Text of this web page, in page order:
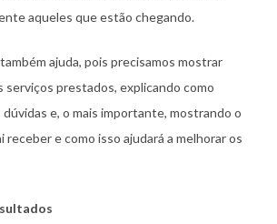
aqueles que estão chegando.
ajuda, pois precisamos mostrar
serviços prestados, explicando como
e, o mais importante, mostrando o
receber e como isso ajudará a melhorar os